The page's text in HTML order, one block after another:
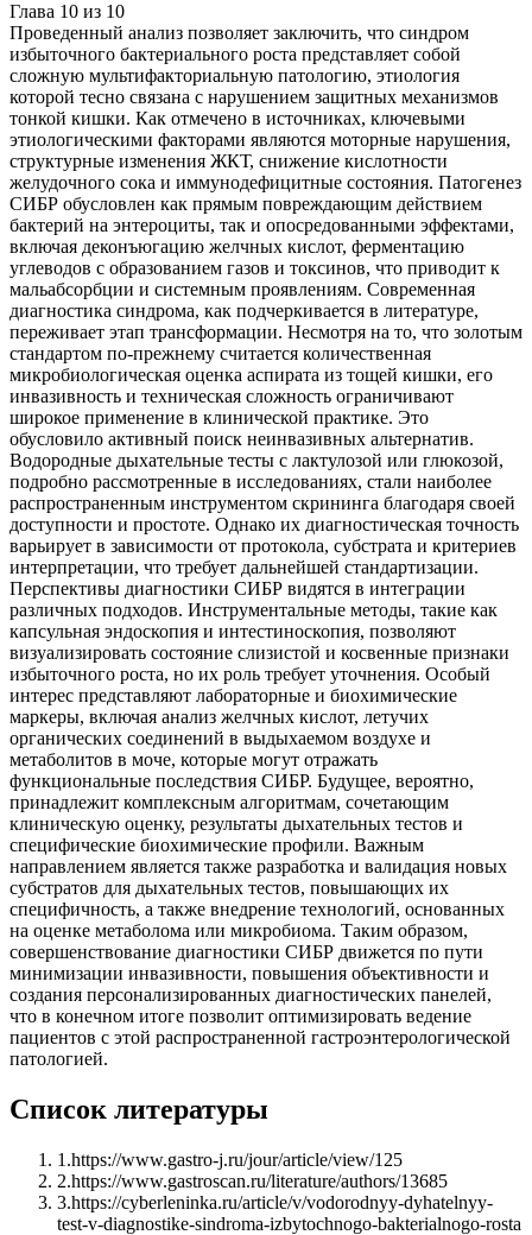
Глава 10 из 10
Проведенный анализ позволяет заключить, что синдром
избыточного бактериального роста представляет собой
сложную мультифакториальную патологию, этиология
которой тесно связана с нарушением защитных механизмов
тонкой кишки. Как отмечено в источниках, ключевыми
этиологическими факторами являются моторные нарушения,
структурные изменения ЖКТ, снижение кислотности
желудочного сока и иммунодефицитные состояния. Патогенез
СИБР обусловлен как прямым повреждающим действием
бактерий на энтероциты, так и опосредованными эффектами,
включая деконъюгацию желчных кислот, ферментацию
углеводов с образованием газов и токсинов, что приводит к
мальабсорбции и системным проявлениям. Современная
диагностика синдрома, как подчеркивается в литературе,
переживает этап трансформации. Несмотря на то, что золотым
стандартом по-прежнему считается количественная
микробиологическая оценка аспирата из тощей кишки, его
инвазивность и техническая сложность ограничивают
широкое применение в клинической практике. Это
обусловило активный поиск неинвазивных альтернатив.
Водородные дыхательные тесты с лактулозой или глюкозой,
подробно рассмотренные в исследованиях, стали наиболее
распространенным инструментом скрининга благодаря своей
доступности и простоте. Однако их диагностическая точность
варьирует в зависимости от протокола, субстрата и критериев
интерпретации, что требует дальнейшей стандартизации.
Перспективы диагностики СИБР видятся в интеграции
различных подходов. Инструментальные методы, такие как
капсульная эндоскопия и интестиноскопия, позволяют
визуализировать состояние слизистой и косвенные признаки
избыточного роста, но их роль требует уточнения. Особый
интерес представляют лабораторные и биохимические
маркеры, включая анализ желчных кислот, летучих
органических соединений в выдыхаемом воздухе и
метаболитов в моче, которые могут отражать
функциональные последствия СИБР. Будущее, вероятно,
принадлежит комплексным алгоритмам, сочетающим
клиническую оценку, результаты дыхательных тестов и
специфические биохимические профили. Важным
направлением является также разработка и валидация новых
субстратов для дыхательных тестов, повышающих их
специфичность, а также внедрение технологий, основанных
на оценке метаболома или микробиома. Таким образом,
совершенствование диагностики СИБР движется по пути
минимизации инвазивности, повышения объективности и
создания персонализированных диагностических панелей,
что в конечном итоге позволит оптимизировать ведение
пациентов с этой распространенной гастроэнтерологической
патологией.
Список литературы
1 .https://www.gastro-j.ru/jour/article/view/125
2.https://www.gastroscan.ru/literature/authors/13685
3.https://cyberleninka.ru/article/v/vodorodnyy-dyhatelnyy-
test-v-diagnostike-sindroma-izbytochnogo-bakterialnogo-rosta